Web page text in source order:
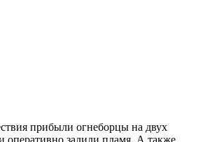
прибыли огнеборцы на двух